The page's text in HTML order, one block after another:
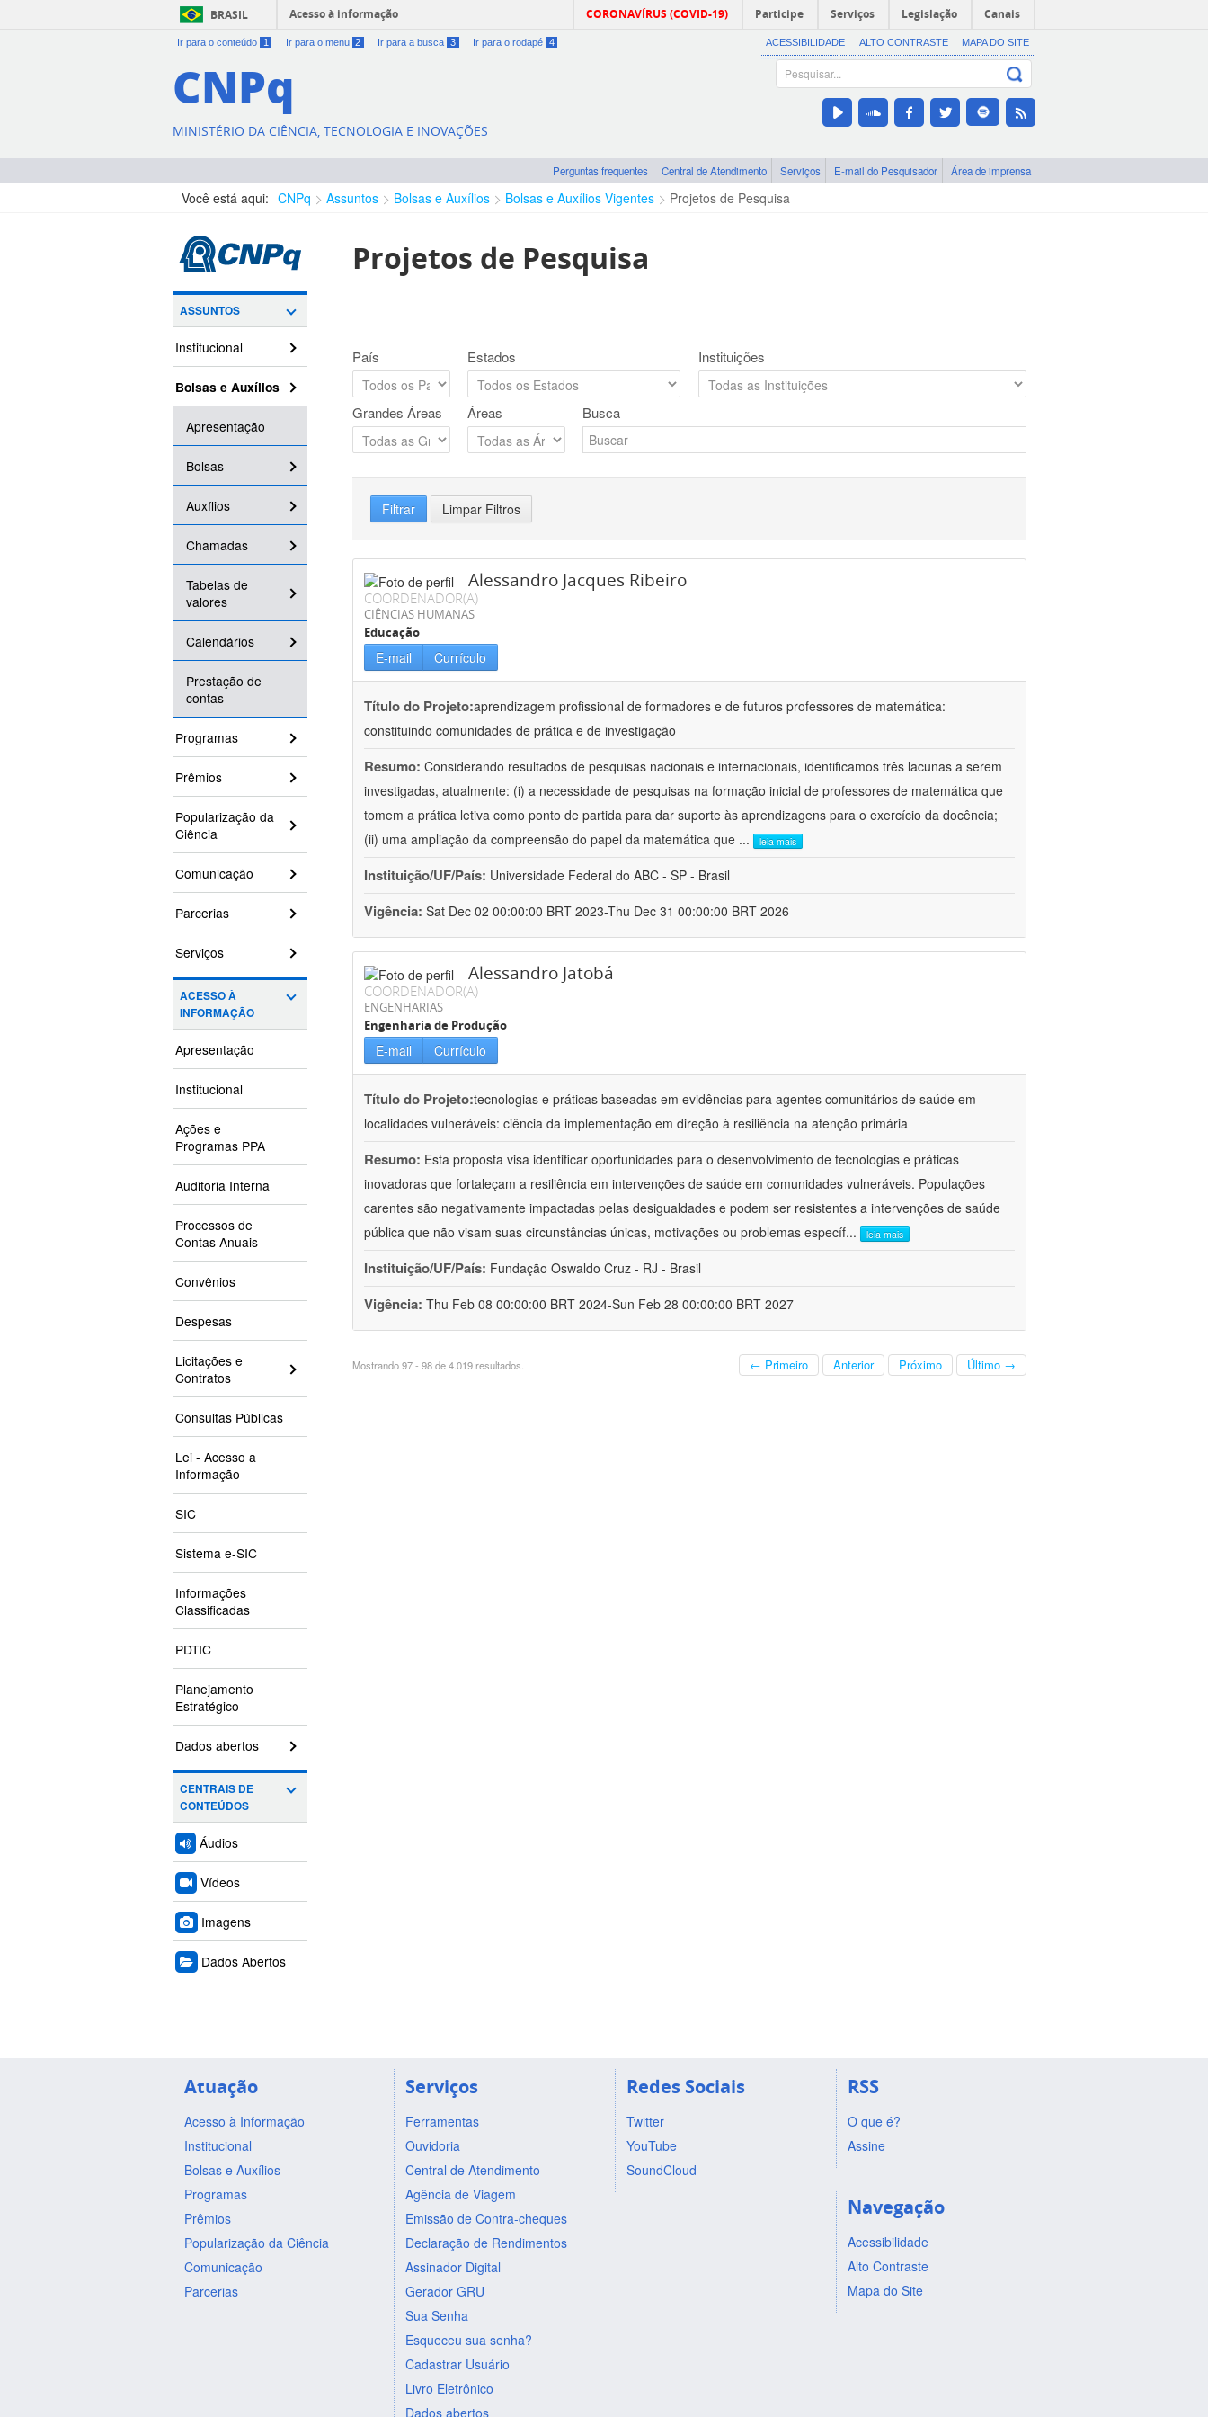
BRASIL Acesso à informação CORONAVÍRUS (COVID-19) Participe Serviços Legislação Canais
Ir para o conteúdo 1 Ir para o menu 2 Ir para a busca 3 Ir para o rodapé 4 ACESSIBILIDADE ALTO CONTRASTE MAPA DO SITE
CNPq
MINISTÉRIO DA CIÊNCIA, TECNOLOGIA E INOVAÇÕES
Perguntas frequentes Central de Atendimento Serviços E-mail do Pesquisador Área de imprensa
Você está aqui: CNPq Assuntos Bolsas e Auxílios Bolsas e Auxílios Vigentes Projetos de Pesquisa
ASSUNTOS
Institucional
Bolsas e Auxílios
Apresentação
Bolsas
Auxílios
Chamadas
Tabelas de
valores
Calendários
Prestação de
contas
Programas
Prêmios
Popularização da
Ciência
Comunicação
Parcerias
Serviços
ACESSO À
INFORMAÇÃO
Apresentação
Institucional
Ações e
Programas PPA
Auditoria Interna
Processos de
Contas Anuais
Convênios
Despesas
Licitações e
Contratos
Consultas Públicas
Lei - Acesso a
Informação
SIC
Sistema e-SIC
Informações
Classificadas
PDTIC
Planejamento
Estratégico
Dados abertos
CENTRAIS DE
CONTEÚDOS
Áudios
Vídeos
Imagens
Dados Abertos
Projetos de Pesquisa
País Estados Instituições
Grandes Áreas Áreas Busca
Filtrar Limpar Filtros
Alessandro Jacques Ribeiro
COORDENADOR(A)
CIÊNCIAS HUMANAS
Educação
E-mail Currículo
Título do Projeto:aprendizagem profissional de formadores e de futuros professores de matemática:
constituindo comunidades de prática e de investigação
Resumo: Considerando resultados de pesquisas nacionais e internacionais, identificamos três lacunas a serem
investigadas, atualmente: (i) a necessidade de pesquisas na formação inicial de professores de matemática que
tomem a prática letiva como ponto de partida para dar suporte às aprendizagens para o exercício da docência;
(ii) uma ampliação da compreensão do papel da matemática que ... leia mais
Instituição/UF/País: Universidade Federal do ABC - SP - Brasil
Vigência: Sat Dec 02 00:00:00 BRT 2023-Thu Dec 31 00:00:00 BRT 2026
Alessandro Jatobá
COORDENADOR(A)
ENGENHARIAS
Engenharia de Produção
E-mail Currículo
Título do Projeto:tecnologias e práticas baseadas em evidências para agentes comunitários de saúde em
localidades vulneráveis: ciência da implementação em direção à resiliência na atenção primária
Resumo: Esta proposta visa identificar oportunidades para o desenvolvimento de tecnologias e práticas
inovadoras que fortaleçam a resiliência em intervenções de saúde em comunidades vulneráveis. Populações
carentes são negativamente impactadas pelas desigualdades e podem ser resistentes a intervenções de saúde
pública que não visam suas circunstâncias únicas, motivações ou problemas específ... leia mais
Instituição/UF/País: Fundação Oswaldo Cruz - RJ - Brasil
Vigência: Thu Feb 08 00:00:00 BRT 2024-Sun Feb 28 00:00:00 BRT 2027
Mostrando 97 - 98 de 4.019 resultados. ← Primeiro Anterior Próximo Último →
Atuação
Acesso à Informação
Institucional
Bolsas e Auxílios
Programas
Prêmios
Popularização da Ciência
Comunicação
Parcerias
Serviços
Ferramentas
Ouvidoria
Central de Atendimento
Agência de Viagem
Emissão de Contra-cheques
Declaração de Rendimentos
Assinador Digital
Gerador GRU
Sua Senha
Esqueceu sua senha?
Cadastrar Usuário
Livro Eletrônico
Dados abertos
Redes Sociais
Twitter
YouTube
SoundCloud
RSS
O que é?
Assine
Navegação
Acessibilidade
Alto Contraste
Mapa do Site